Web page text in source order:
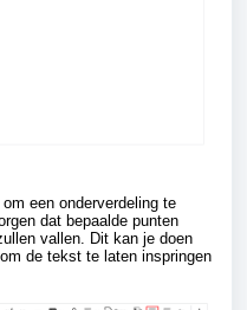
een onderverdeling te
dat bepaalde punten
vallen. Dit kan je doen
de tekst te laten inspringen